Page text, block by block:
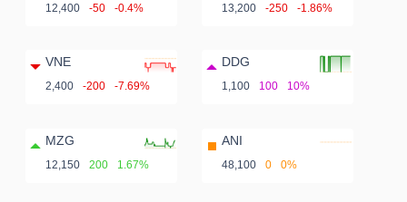
12,400 -50 -0.4% 13,200 -250 -1.86%
VNE
2,400 -200 -7.69%
DDG
1,100 100 10%
MZG
12,150 200 1.67%
ANI
48,100 0 0%